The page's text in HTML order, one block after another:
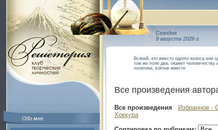
Обо мне
Сегодня
9 августа 2026 г.
Всякий, кто вместо одного колоса или
том же поле два, окажет
политики, взятые вместе
Все произведения
Все произведения
Избранное -
Хоккура